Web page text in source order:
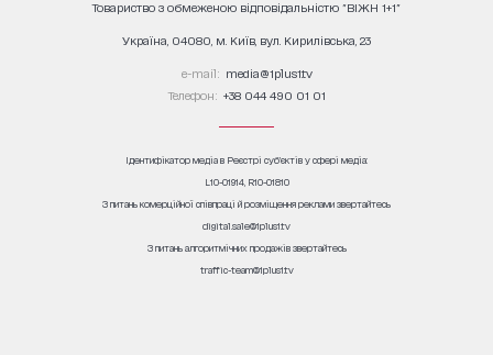
Товариство з обмеженою відповідальністю "ВІЖН 1+1"
Україна, 04080, м. Київ, вул. Кирилівська, 23
е-mail: media@1plus1.tv
Телефон: +38 044 490 01 01
Ідентифікатор медіа в Реєстрі суб’єктів у сфері медіа:
L10-01914, R10-01810
З питань комерційної співпраці й розміщення реклами звертайтесь
digital.sale@1plus1.tv
З питань алгоритмічних продажів звертайтесь
traffic-team@1plus1.tv